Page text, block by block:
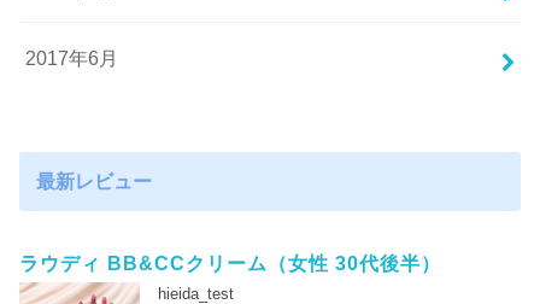
2017年6月
最新レビュー
ラウディ BB&CCクリーム（女性 30代後半）
hieida_test